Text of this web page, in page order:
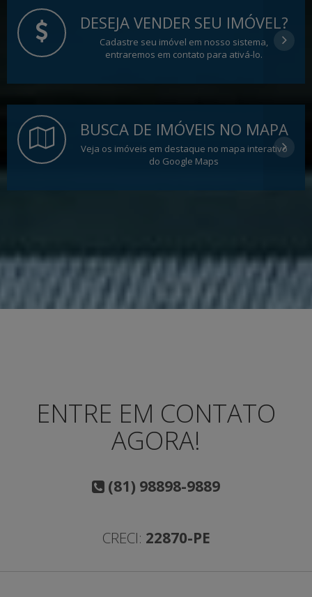
DESEJA VENDER SEU IMÓVEL?
Cadastre seu imóvel em nosso sistema,
entraremos em contato para ativá-lo.
BUSCA DE IMÓVEIS NO MAPA
Veja os imóveis em destaque no mapa interativo
do Google Maps
ENTRE EM CONTATO
AGORA!
(81) 98898-9889
CRECI: 22870-PE